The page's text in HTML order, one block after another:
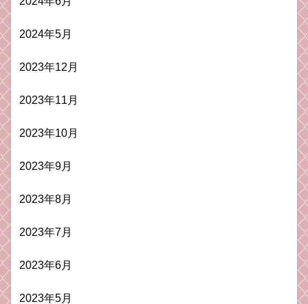
2024年5月
2023年12月
2023年11月
2023年10月
2023年9月
2023年8月
2023年7月
2023年6月
2023年5月